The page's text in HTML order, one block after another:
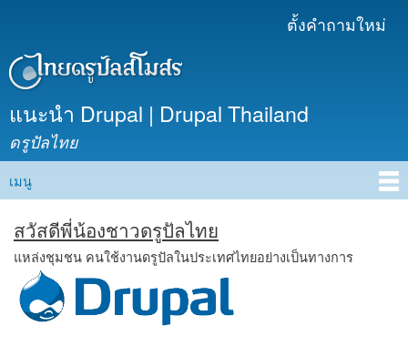
เนื้อหา
ตั้งคำถามใหม่
แนะนำ Drupal | Drupal Thailand
ดรูปัลไทย
Main menu
เมนู
สวัสดีพี่น้องชาวดรูปัลไทย
แหล่งชุมชน คนใช้งานดรูปัลในประเทศไทยอย่างเป็นทางการ